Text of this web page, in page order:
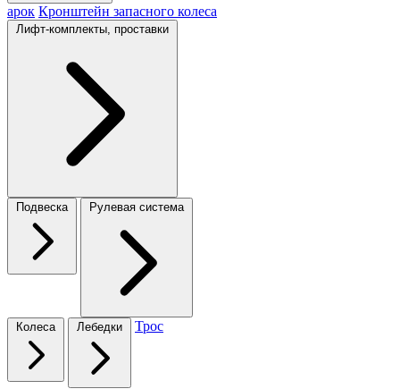
арок Кронштейн запасного колеса
Лифт-комплекты, проставки
Подвеска Рулевая система
Колеса Лебедки Трос